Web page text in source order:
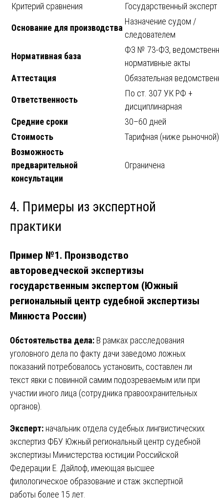
Критерий сравнения Государственный эксперт
Основание для производства
Назначение судом /
следователем
Нормативная база
ФЗ № 73-ФЗ,
нормативные акты
Аттестация
Обязательная
Ответственность
По ст. 307 УК РФ +
дисциплинарная
Средние сроки
30–60 дней
Стоимость
Тарифная (ниже рыночной)
Возможность
предварительной
консультации
Ограничена
4. Примеры из экспертной
практики
Пример №1. Производство
автороведческой экспертизы
государственным экспертом (Южный
региональный центр судебной экспертизы
Минюста России)
Обстоятельства дела: В рамках расследования
уголовного дела по факту дачи заведомо ложных
показаний потребовалось установить, составлен ли
текст явки с повинной самим подозреваемым или при
участии иного лица (сотрудника правоохранительных
органов).
Эксперт: начальник отдела судебных лингвистических
экспертиз ФБУ Южный региональный центр судебной
экспертизы Министерства юстиции Российской
Федерации Е. Дайлоф, имеющая высшее
филологическое образование и стаж экспертной
работы более 15 лет.